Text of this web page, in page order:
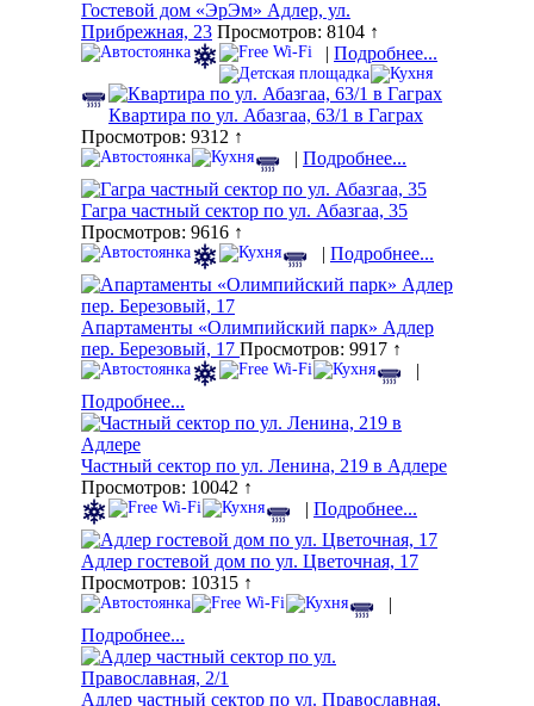
Гостевой дом «ЭрЭм» Адлер, ул.
Прибрежная, 23 Просмотров: 8104 ↑
| Подробнее...
Квартира по ул. Абазгаа, 63/1 в Гаграх
Просмотров: 9312 ↑
| Подробнее...
Гагра частный сектор по ул. Абазгаа, 35
Просмотров: 9616 ↑
| Подробнее...
Апартаменты «Олимпийский парк» Адлер
пер. Березовый, 17 Просмотров: 9917 ↑
|
Подробнее...
Частный сектор по ул. Ленина, 219 в Адлере
Просмотров: 10042 ↑
| Подробнее...
Адлер гостевой дом по ул. Цветочная, 17
Просмотров: 10315 ↑
|
Подробнее...
Адлер частный сектор по ул. Православная,